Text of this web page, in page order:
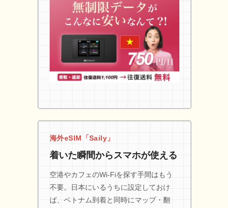
海外eSIM「Saily」
着いた瞬間からスマホが使える
空港やカフェのWi-Fiを探す手間はもう
不要。日本にいるうちに設定しておけ
ば、ベトナム到着と同時にマップ・翻